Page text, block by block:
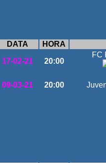
DATA HORA
17-02-21 20:00
FC
09-03-21 20:00